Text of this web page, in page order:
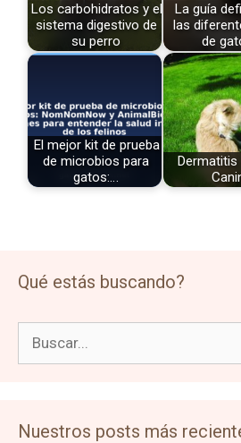
Los carbohidratos y el
sistema digestivo de
su perro
La guía
las
de
El mejor kit de prueba
de microbios para
gatos:…
Qué estás buscando?
Nuestros posts más